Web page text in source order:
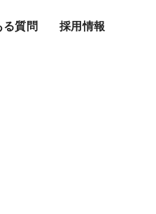
る質問 採用情報